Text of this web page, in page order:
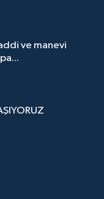
ve manevi